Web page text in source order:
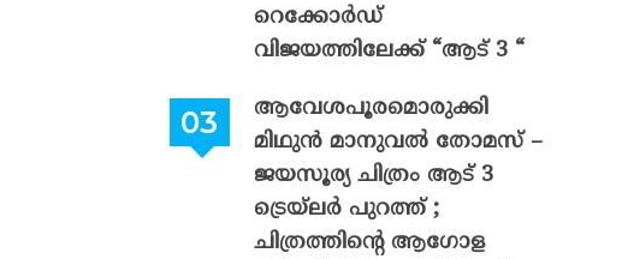
റെക്കോർഡ്
വിജയത്തിലേക്ക് “ആട് 3 “
ആവേശപൂരമൊരുക്കി
മിഥുൻ മാനുവൽ തോമസ് –
ജയസൂര്യ ചിത്രം ആട് 3
ട്രെയ്‌ലർ പുറത്ത് ;
ചിത്രത്തിന്റെ ആഗോള